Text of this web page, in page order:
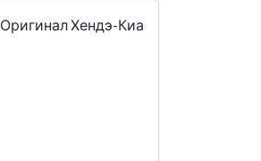
Оригинал Хендэ-Киа